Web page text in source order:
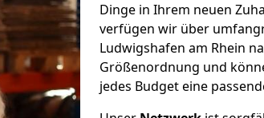
Dinge in Ihrem neuen
verfügen wir über
Ludwigshafen am Rhein
Größenordnung und
jedes Budget eine